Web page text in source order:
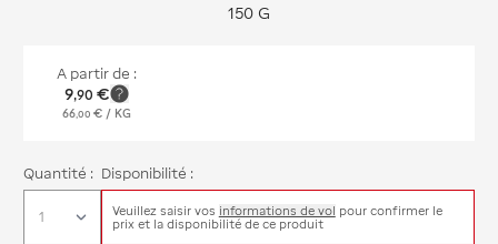
150 G
A partir de :
9,90 €
66,00 € / KG
Quantité : Disponibilité :
Veuillez saisir vos informations de vol pour confirmer le
prix et la disponibilité de ce produit